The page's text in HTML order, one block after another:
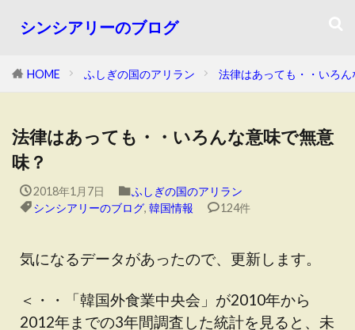
シンシアリーのブログ
HOME ふしぎの国のアリラン 法律はあっても・・いろ
法律はあっても・・いろんな意味で無意
味？
2018年1月7日
ふしぎの国のアリラン
シンシアリーのブログ, 韓国情報 124件
気になるデータがあったので、更新します。
＜・・「韓国外食業中央会」が2010年から
2012年までの3年間調査した統計を見ると、未